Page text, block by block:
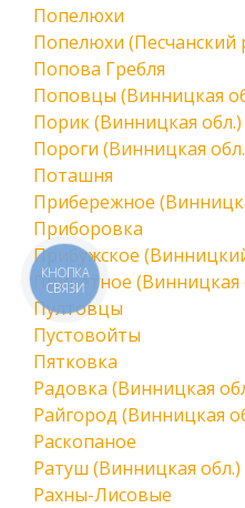
Попелюхи
Попелюхи (Песчанский
Попова Гребля
Поповцы (Винницкая
Порик (Винницкая обл.)
Пороги (Винницкая
Поташня
Прибережное
Приборовка
Прибужское
Приветное (Винницкая
Пултовцы
Пустовойты
Пятковка
Радовка (Винницкая
Райгород (Винницкая
Раскопаное
Ратуш (Винницкая обл.)
Рахны-Лисовые
КНОПКА
СВЯЗИ